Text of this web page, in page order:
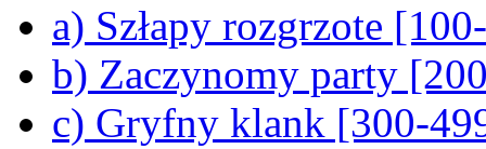
a) Szłapy rozgrzote
b) Zaczynomy party
c) Gryfny klank [300-